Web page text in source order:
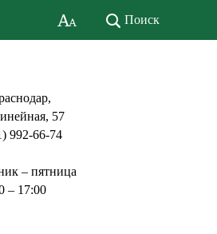
Поиск
57
66-74
– пятница
17:00